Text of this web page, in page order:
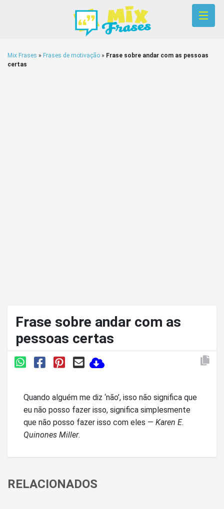
Mix Frases » Frases de motivação » Frase sobre andar com as pessoas
certas
Frase sobre andar com as
pessoas certas
Quando alguém me diz ‘não’, isso não significa que
eu não posso fazer isso, significa simplesmente
que não posso fazer isso com eles — Karen E.
Quinones Miller.
RELACIONADOS